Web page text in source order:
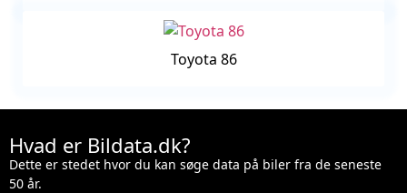
Toyota 86
Hvad er Bildata.dk?
Dette er stedet hvor du kan søge data på biler fra de seneste
50 år.